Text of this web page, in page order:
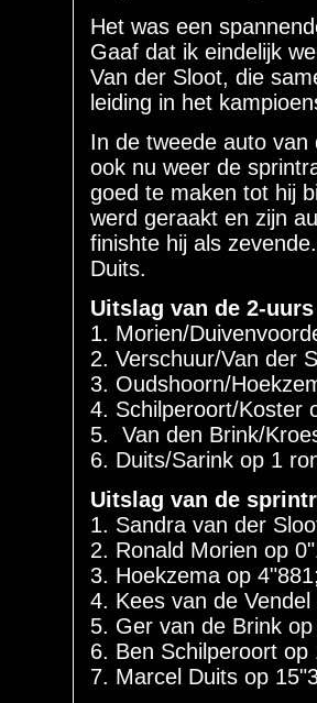
Het was een
Gaaf dat ik eindelijk
Van der Sloot, die
leiding in het
In de tweede auto van
ook nu weer de
goed te maken tot hij
werd geraakt en zijn
finishte hij als
Duits.
Uitslag van de 2-
1. Morien/
2. Verschuur/Van der
3. Oudshoorn/
4. Schilperoort/Koster
5. Van den Brink/
6. Duits/Sarink op 1
Uitslag van de
1. Sandra van der
2. Ronald Morien op
3. Hoekzema op
4. Kees van de
5. Ger van de Brink
6. Ben Schilperoort op
7. Marcel Duits op